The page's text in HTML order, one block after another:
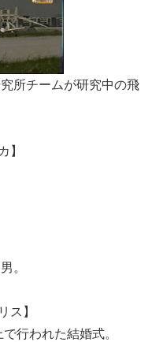
所チームが研究中の飛
】
。
ス】
行われた結婚式。